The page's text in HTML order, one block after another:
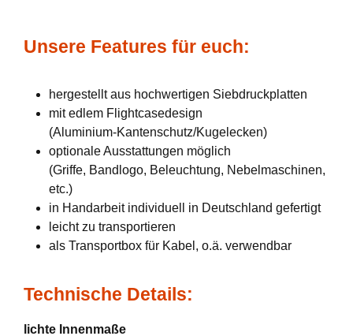
Unsere Features für euch:
hergestellt aus hochwertigen Siebdruckplatten
mit edlem Flightcasedesign
(Aluminium-Kantenschutz/Kugelecken)
optionale Ausstattungen möglich
(Griffe, Bandlogo, Beleuchtung, Nebelmaschinen,
etc.)
in Handarbeit individuell in Deutschland gefertigt
leicht zu transportieren
als Transportbox für Kabel, o.ä. verwendbar
Technische Details:
lichte Innenmaße